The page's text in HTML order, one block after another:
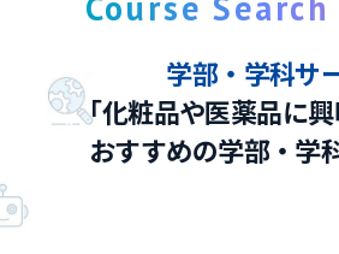
学部・学科サ
「化粧品や医薬品に興
おすすめの学部・学